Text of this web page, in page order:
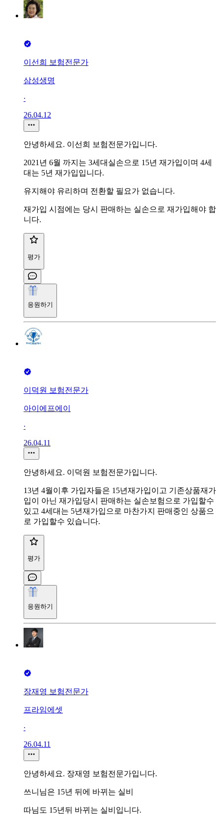
이선희 보험전문가
삼성생명
∙
26.04.12
안녕하세요. 이선희 보험전문가입니다.
2021년 6월 까지는 3세대실손으로 15년 재가입이며 4세
대는 5년 재가입입니다.
유지해야 유리하며 전환할 필요가 없습니다.
재가입 시점에는 당시 판매하는 실손으로 재가입해야 합
니다.
평가
응원하기
이덕원 보험전문가
아이에프에이
∙
26.04.11
안녕하세요. 이덕원 보험전문가입니다.
13년 4월이후 가입자들은 15년재가입이고 기존상품재가
입이 아닌 재가입당시 판매하는 실손보험으로 가입할수
있고 4세대는 5년재가입으로 마찬가지 판매중인 상품으
로 가입할수 있습니다.
평가
응원하기
장재영 보험전문가
프라임에셋
∙
26.04.11
안녕하세요. 장재영 보험전문가입니다.
쓰니님은 15년 뒤에 바뀌는 실비
따님도 15년뒤 바뀌는 실비입니다.